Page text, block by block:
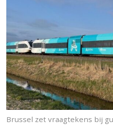
Brussel zet vraagtekens bij